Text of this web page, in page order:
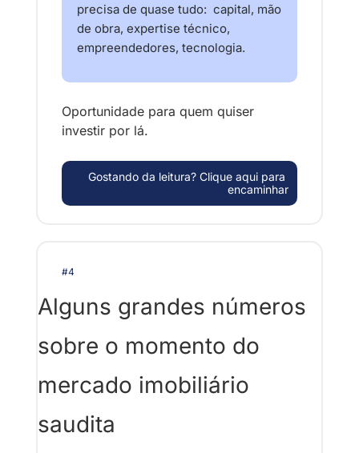
precisa de quase tudo:  capital, mão
de obra, expertise técnico,
empreendedores, tecnologia.
Oportunidade para quem quiser
investir por lá.
Gostando da leitura? Clique aqui para
encaminhar
#4
Alguns grandes números
sobre o momento do
mercado imobiliário
saudita